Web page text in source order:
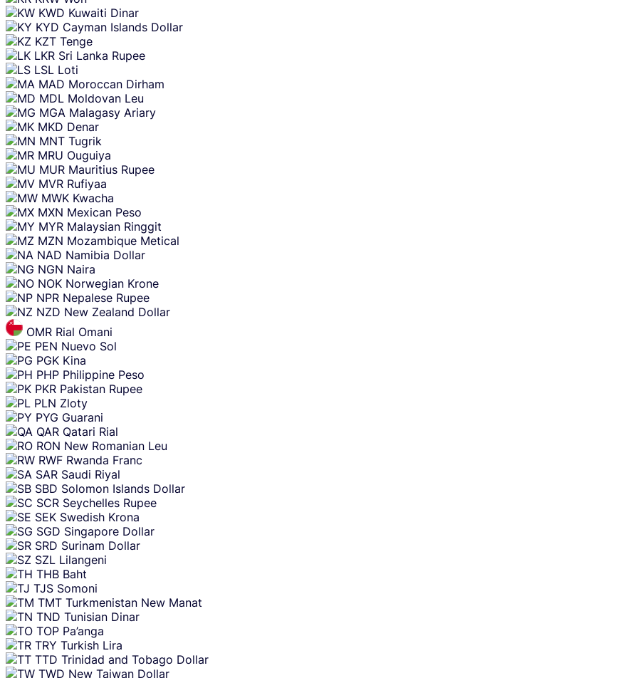
KWD Kuwaiti Dinar
KYD Cayman Islands Dollar
KZT Tenge
LKR Sri Lanka Rupee
LSL Loti
MAD Moroccan Dirham
MDL Moldovan Leu
MGA Malagasy Ariary
MKD Denar
MNT Tugrik
MRU Ouguiya
MUR Mauritius Rupee
MVR Rufiyaa
MWK Kwacha
MXN Mexican Peso
MYR Malaysian Ringgit
MZN Mozambique Metical
NAD Namibia Dollar
NGN Naira
NOK Norwegian Krone
NPR Nepalese Rupee
NZD New Zealand Dollar
OMR Rial Omani
PEN Nuevo Sol
PGK Kina
PHP Philippine Peso
PKR Pakistan Rupee
PLN Zloty
PYG Guarani
QAR Qatari Rial
RON New Romanian Leu
RWF Rwanda Franc
SAR Saudi Riyal
SBD Solomon Islands Dollar
SCR Seychelles Rupee
SEK Swedish Krona
SGD Singapore Dollar
SRD Surinam Dollar
SZL Lilangeni
THB Baht
TJS Somoni
TMT Turkmenistan New Manat
TND Tunisian Dinar
TOP Pa’anga
TRY Turkish Lira
TTD Trinidad and Tobago Dollar
TWD New Taiwan Dollar